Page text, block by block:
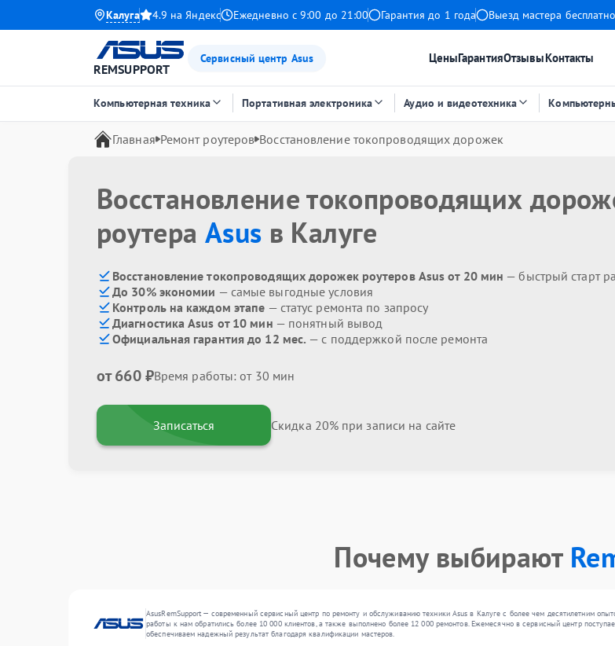
Калуга 4.9 на Яндекс Ежедневно с 9:00 до 21:00 Гарантия до 1 года Выезд мастера бесплатно
REMSUPPORT
Сервисный центр Asus ЦеныГарантияОтзывыКонтакты
Компьютерная техника Портативная электроника Аудио и видеотехника
Главная Ремонт роутеров Восстановление токопроводящих дорожек
Восстановление токопроводящих
роутера Asus в Калуге
Восстановление токопроводящих дорожек роутеров Asus от 20 мин — быстрый старт
До 30% экономии — самые выгодные условия
Контроль на каждом этапе — статус ремонта по запросу
Диагностика Asus от 10 мин — понятный вывод
Официальная гарантия до 12 мес. — с поддержкой после ремонта
от 660 ₽Время работы: от 30 мин
Записаться Скидка 20% при записи на сайте
Почему выбирают
AsusRemSupport — современный сервисный центр по ремонту и обслуживанию техники Asus в Калуге с более чем десятилетним
работы к нам обратились более 10 000 клиентов, а также выполнено более 12 000 ремонтов. Ежемесячно в сервисный центр
обеспечиваем надежный результат благодаря квалификации мастеров.